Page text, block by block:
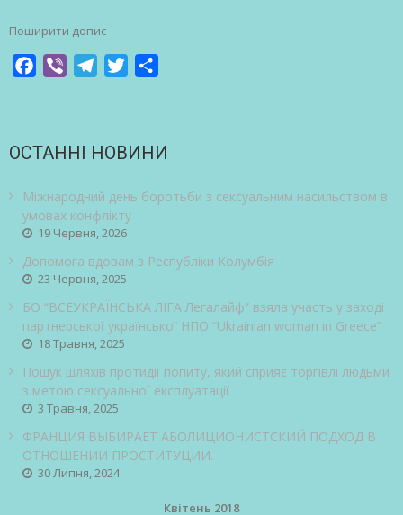
Поширити допис
Facebook
Viber TelegramTwitter
ОСТАННІ НОВИНИ
Міжнародний день боротьби з сексуальним насильством в
умовах конфлікту
19 Червня, 2026
Допомога вдовам з Республіки Колумбія
23 Червня, 2025
БО “ВСЕУКРАЇНСЬКА ЛІГА Легалайф” взяла участь у заході
партнерської української НПО “Ukrainian woman in Greece”
18 Травня, 2025
Пошук шляхів протидії попиту, який сприяє торгівлі людьми
з метою сексуальної експлуатації
3 Травня, 2025
ФРАНЦИЯ ВЫБИРАЕТ АБОЛИЦИОНИСТСКИЙ ПОДХОД В
ОТНОШЕНИИ ПРОСТИТУЦИИ.
30 Липня, 2024
Квітень 2018